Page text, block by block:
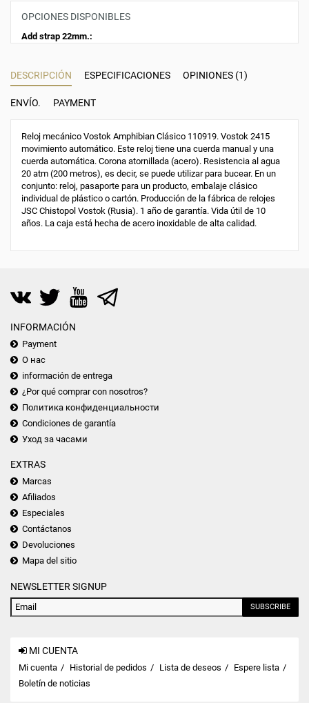
OPCIONES DISPONIBLES
Add strap 22mm.:
DESCRIPCIÓN ESPECIFICACIONES OPINIONES (1)
ENVÍO. PAYMENT
Reloj mecánico Vostok Amphibian Clásico 110919. Vostok 2415
movimiento automático. Este reloj tiene una cuerda manual y una
cuerda automática. Corona atornillada (acero). Resistencia al agua
20 atm (200 metros), es decir, se puede utilizar para bucear. En un
conjunto: reloj, pasaporte para un producto, embalaje clásico
individual de plástico o cartón. Producción de la fábrica de relojes
JSC Chistopol Vostok (Rusia). 1 año de garantía. Vida útil de 10
años. La caja está hecha de acero inoxidable de alta calidad.
INFORMACIÓN
Payment
О нас
información de entrega
¿Por qué comprar con nosotros?
Политика конфиденциальности
Condiciones de garantía
Уход за часами
EXTRAS
Marcas
Afiliados
Especiales
Contáctanos
Devoluciones
Mapa del sitio
NEWSLETTER SIGNUP
SUBSCRIBE
MI CUENTA
Mi cuenta Historial de pedidos Lista de deseos
Espere lista
Boletín de noticias